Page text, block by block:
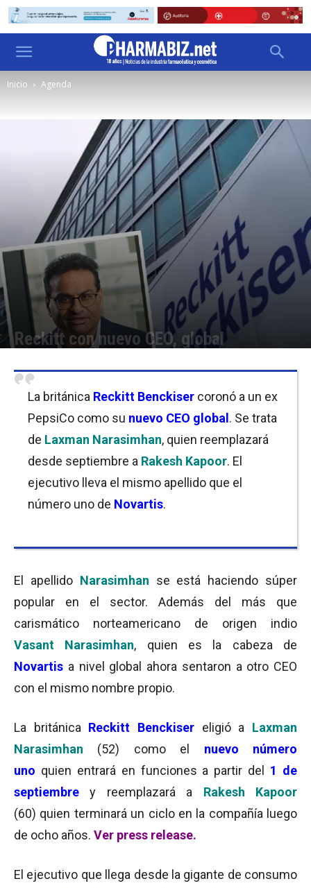
Inicio Agenda
Reckitt con nuevo CEO, global
La británica Reckitt Benckiser coronó a un ex
PepsiCo como su nuevo CEO global . Se trata
de Laxman Narasimhan, quien reemplazará
desde septiembre a Rakesh Kapoor. El
ejecutivo lleva el mismo apellido que el
número uno de Novartis.
El apellido Narasimhan se está haciendo súper
popular en el sector. Además del más que
carismático norteamericano de origen indio
Vasant Narasimhan, quien es la cabeza de
Novartis a nivel global ahora sentaron a otro CEO
con el mismo nombre propio.
La británica Reckitt Benckiser eligió a Laxman
Narasimhan (52) como el nuevo número
uno quien entrará en funciones a partir del 1 de
septiembre
y reemplazará a Rakesh Kapoor
(60) quien terminará un ciclo en la compañía luego
de ocho años. Ver press release.
El ejecutivo que llega desde la gigante de consumo